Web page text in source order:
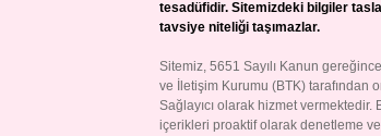
tesadüfidir. Sitemizdeki bilgiler
tavsiye niteliği taşımazlar.
Sitemiz, 5651 Sayılı Kanun
ve İletişim Kurumu (BTK) tarafından
Sağlayıcı olarak hizmet vermektedir.
içerikleri proaktif olarak denetleme